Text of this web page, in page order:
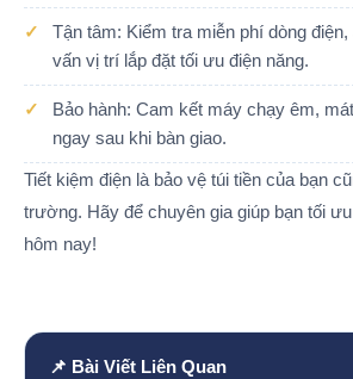
Tận tâm: Kiểm tra miễn phí dòng
vấn vị trí lắp đặt tối ưu điện năng.
Bảo hành: Cam kết máy chạy êm,
ngay sau khi bàn giao.
Tiết kiệm điện là bảo vệ túi tiền của bạn
trường. Hãy để chuyên gia giúp bạn tối
hôm nay!
📌 Bài Viết Liên Quan